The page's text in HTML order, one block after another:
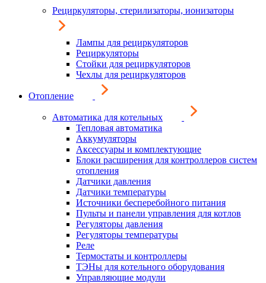
Рециркуляторы, стерилизаторы, ионизаторы
Лампы для рециркуляторов
Рециркуляторы
Стойки для рециркуляторов
Чехлы для рециркуляторов
Отопление
Автоматика для котельных
Тепловая автоматика
Аккумуляторы
Аксессуары и комплектующие
Блоки расширения для контроллеров систем
отопления
Датчики давления
Датчики температуры
Источники бесперебойного питания
Пульты и панели управления для котлов
Регуляторы давления
Регуляторы температуры
Реле
Термостаты и контроллеры
ТЭНы для котельного оборудования
Управляющие модули